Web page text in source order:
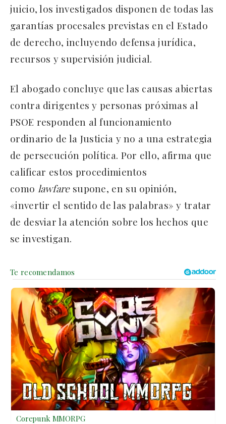
juicio, los investigados disponen de todas las
garantías procesales previstas en el Estado
de derecho, incluyendo defensa jurídica,
recursos y supervisión judicial.
El abogado concluye que las causas abiertas
contra dirigentes y personas próximas al
PSOE responden al funcionamiento
ordinario de la Justicia y no a una estrategia
de persecución política. Por ello, afirma que
calificar estos procedimientos
como lawfaresupone, en su opinión,
«invertir el sentido de las palabras» y tratar
de desviar la atención sobre los hechos que
se investigan.
Corepunk MMORPG